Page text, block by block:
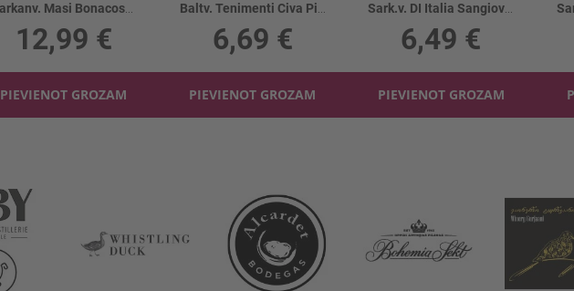
Sarkanv. Masi Bonacosta Valpolicella 12%
12,99 €
PIEVIENOT GROZAM
Baltv. Tenimenti Civa Pinot Grigio 12.5%
6,69 €
PIEVIENOT GROZAM
Sark.v. DI Italia Sangiovese Zinfandel 14.5%
6,49 €
PIEVIENOT GROZAM